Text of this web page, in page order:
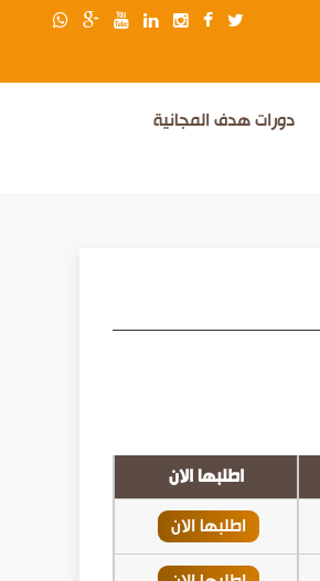
دورات هدف المجانية
اطلبها الان
اطلبها الان